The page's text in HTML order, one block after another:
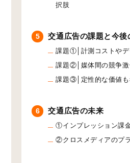
択肢
5 交通広告の課題と今後
課題①│計測コストやデ
課題②│媒体間の競争
課題③│定性的な価値も
6 交通広告の未来
①インプレッション課
②クロスメディアのプ